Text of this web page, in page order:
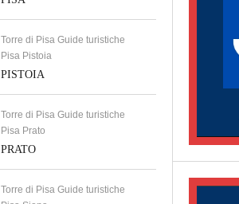
Torre di Pisa Guide turistiche
Pisa Pistoia
PISTOIA
Torre di Pisa Guide turistiche
Pisa Prato
PRATO
Torre di Pisa Guide turistiche